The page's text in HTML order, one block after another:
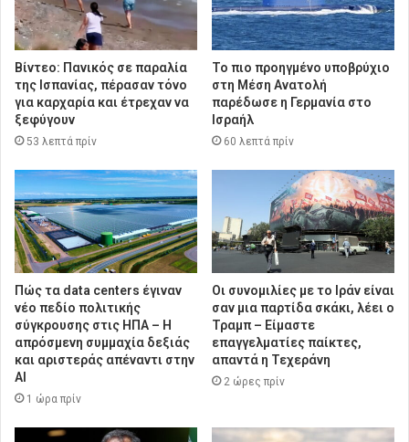
Βίντεο: Πανικός σε παραλία
της Ισπανίας, πέρασαν τόνο
για καρχαρία και έτρεχαν να
ξεφύγουν
53 λεπτά πρίν
Το πιο προηγμένο υποβρύχιο
στη Μέση Ανατολή
παρέδωσε η Γερμανία στο
Ισραήλ
60 λεπτά πρίν
Πώς τα data centers έγιναν
νέο πεδίο πολιτικής
σύγκρουσης στις ΗΠΑ – Η
απρόσμενη συμμαχία δεξιάς
και αριστεράς απέναντι στην
AI
1 ώρα πρίν
Οι συνομιλίες με το Ιράν είναι
σαν μια παρτίδα σκάκι, λέει ο
Τραμπ – Είμαστε
επαγγελματίες παίκτες,
απαντά η Τεχεράνη
2 ώρες πρίν